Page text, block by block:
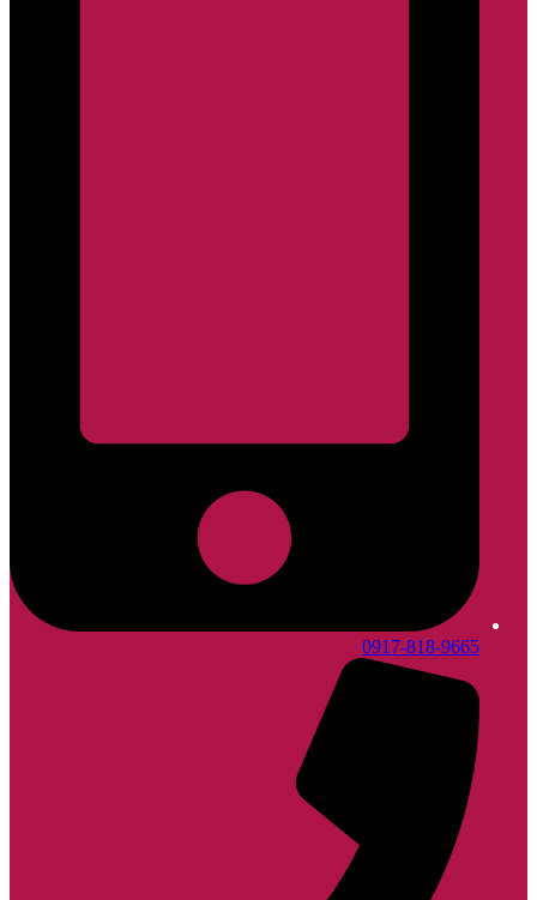
0917-818-9665